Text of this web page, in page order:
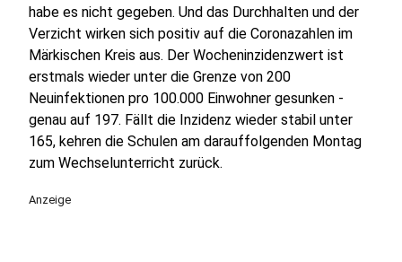
habe es nicht gegeben. Und das Durchhalten und der
Verzicht wirken sich positiv auf die Coronazahlen im
Märkischen Kreis aus. Der Wocheninzidenzwert ist
erstmals wieder unter die Grenze von 200
Neuinfektionen pro 100.000 Einwohner gesunken -
genau auf 197. Fällt die Inzidenz wieder stabil unter
165, kehren die Schulen am darauffolgenden Montag
zum Wechselunterricht zurück.
Anzeige